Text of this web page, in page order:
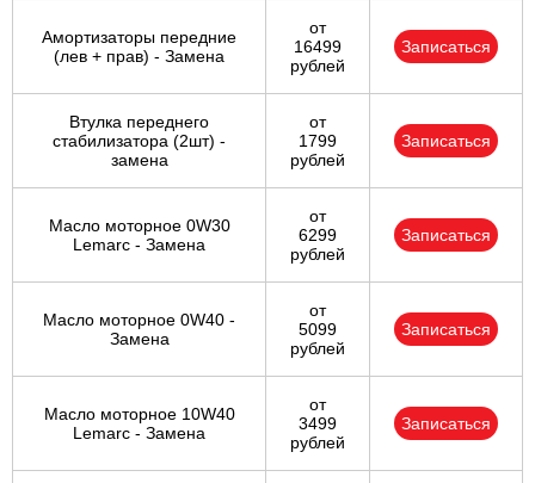
Амортизаторы передние
(лев + прав) - Замена
от
16499
рублей
Записаться
Втулка переднего
стабилизатора (2шт) -
замена
от
1799
рублей
Записаться
Масло моторное 0W30
Lemarc - Замена
от
6299
рублей
Записаться
Масло моторное 0W40 -
Замена
от
5099
рублей
Записаться
Масло моторное 10W40
Lemarc - Замена
от
3499
рублей
Записаться